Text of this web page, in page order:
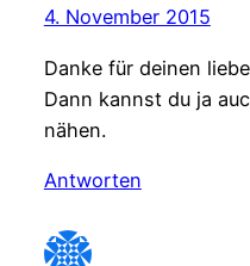
4. November 2015
Danke für deinen
Dann kannst du ja
nähen.
Antworten